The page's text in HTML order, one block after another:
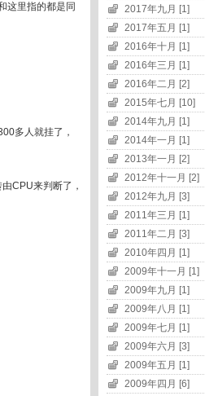
这里指的都是同
多人就挂了，
CPU来判断了，
2017年九月 [1]
2017年五月 [1]
2016年十月 [1]
2016年三月 [1]
2016年二月 [2]
2015年七月 [10]
2014年九月 [1]
2014年一月 [1]
2013年一月 [2]
2012年十一月 [2]
2012年九月 [3]
2011年三月 [1]
2011年二月 [3]
2010年四月 [1]
2009年十一月 [1]
2009年九月 [1]
2009年八月 [1]
2009年七月 [1]
2009年六月 [3]
2009年五月 [1]
2009年四月 [6]